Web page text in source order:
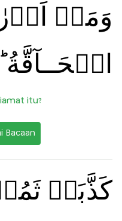
وَمَاۤ
الۡحَــآقَّةُ ؕ‏
itu?
Bacaan
كَذَّبَتۡ